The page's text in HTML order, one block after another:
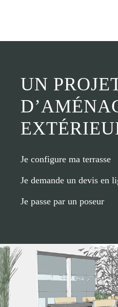
UN
Je configure ma terrasse
Je demande un devis en
Je passe par un poseur